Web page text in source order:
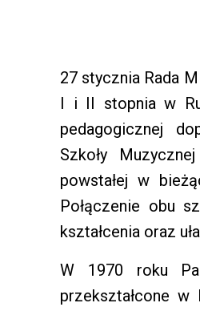
27 stycznia Rada
I i II stopnia w
pedagogicznej
Szkoły
powstałej w
Połączenie obu
kształcenia oraz
W 1970 roku
przekształcone